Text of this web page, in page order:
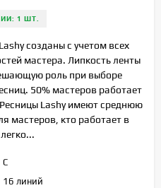
1 ШТ.
созданы с учетом всех
мастера. Липкость ленты
роль при выборе
50% мастеров работает
Lashy имеют среднюю
мастеров, кто работает в
C
16 линий